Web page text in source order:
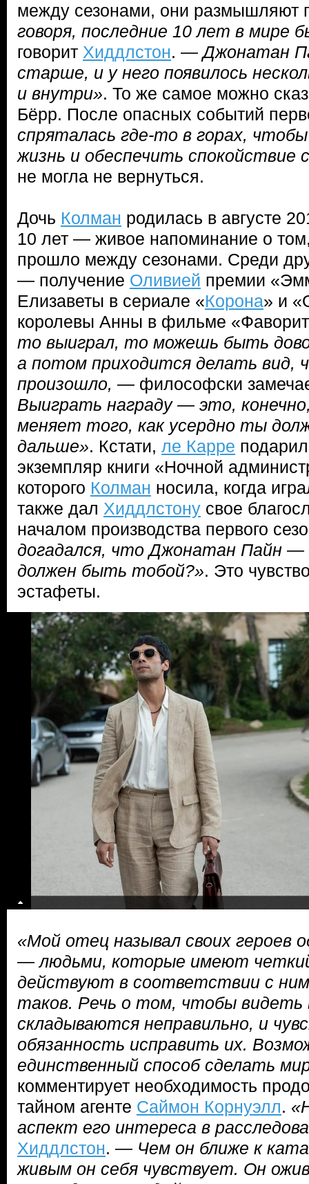
между сезонами, они размышляют
говоря, последние 10 лет в мире
говорит Хиддлстон. —Джонатан
старше, и у него появилось
и внутри». То же самое можно
Бёрр. После опасных событий
спряталась где-то в горах,
жизнь и обеспечить спокойствие
не могла не вернуться.
Дочь Колман родилась в августе
10 лет — живое напоминание о
прошло между сезонами. Среди
— получение Оливией премии
Елизаветы в сериале «Корона» и
королевы Анны в фильме
то выиграл, то можешь быть
а потом приходится делать вид,
произошло, — философски
Выиграть награду — это,
меняет того, как усердно ты
дальше». Кстати, ле Карре
экземпляр книги «Ночной
которого Колман носила, когда
также дал Хиддлстону свое
началом производства первого
догадался, что Джонатан Пайн —
должен быть тобой?». Это
эстафеты.
«Мой отец называл своих героев
— людьми, которые имеют
действуют в соответствии с
таков. Речь о том, чтобы
складываются неправильно, и
обязанность исправить их.
единственный способ сделать
комментирует необходимость
тайном агенте Саймон Корнуэлл.
аспект его интереса в
Хиддлстон. — Чем он ближе к
живым он себя чувствует. Он